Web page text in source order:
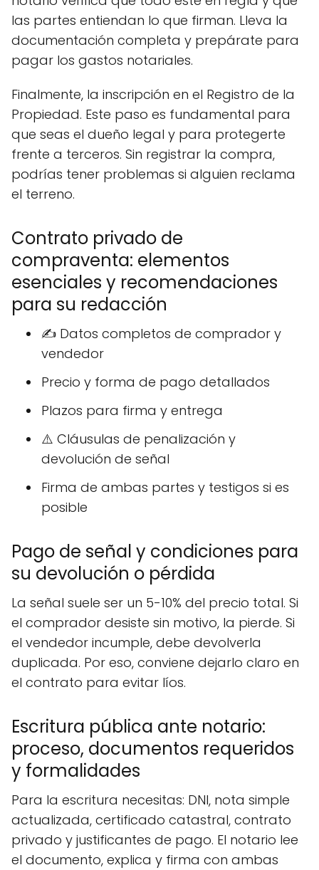
las partes entiendan lo que firman. Lleva la
documentación completa y prepárate para
pagar los gastos notariales.
Finalmente, la inscripción en el Registro de la
Propiedad. Este paso es fundamental para
que seas el dueño legal y para protegerte
frente a terceros. Sin registrar la compra,
podrías tener problemas si alguien reclama
el terreno.
Contrato privado de
compraventa: elementos
esenciales y recomendaciones
para su redacción
✍️ Datos completos de comprador y
vendedor
Precio y forma de pago detallados
Plazos para firma y entrega
⚠️ Cláusulas de penalización y
devolución de señal
Firma de ambas partes y testigos si es
posible
Pago de señal y condiciones para
su devolución o pérdida
La señal suele ser un 5-10% del precio total. Si
el comprador desiste sin motivo, la pierde. Si
el vendedor incumple, debe devolverla
duplicada. Por eso, conviene dejarlo claro en
el contrato para evitar líos.
Escritura pública ante notario:
proceso, documentos requeridos
y formalidades
Para la escritura necesitas: DNI, nota simple
actualizada, certificado catastral, contrato
privado y justificantes de pago. El notario lee
el documento, explica y firma con ambas